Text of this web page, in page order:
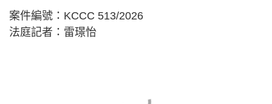
案件編號：KCCC 513/2026
法庭記者：雷璟怡